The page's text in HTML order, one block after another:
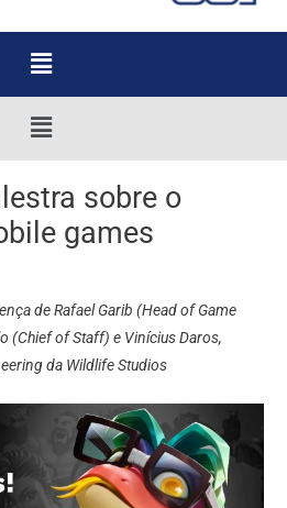
Menu
Menu
sobre o
games
de Rafael Garib (Head of Game
(Chief of Staff) e Vinícius Daros,
da Wildlife Studios